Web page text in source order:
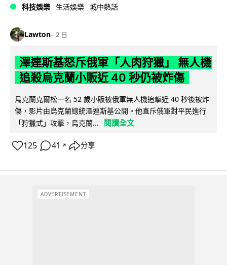
科技娛樂 生活娛樂 城中熱話
Lawton 2 日
澤連斯基怒斥俄軍「人肉狩獵」 無人機
追殺烏克蘭小販近 40 秒仍被炸傷
烏克蘭克爾松一名 52 歲小販被俄軍無人機追擊近 40 秒後被炸
傷，影片由烏克蘭總統澤連斯基公開。他直斥俄軍對平民進行
「狩獵式」攻擊，烏克蘭...
閱讀全文
125 41 ↗ 分享
ADVERTISEMENT